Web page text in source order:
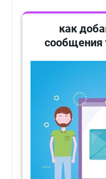
как
сообщения